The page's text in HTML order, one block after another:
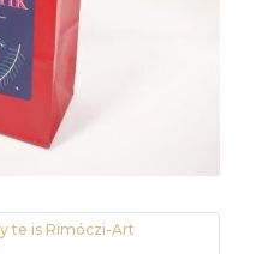
te is Rimóczi-Art